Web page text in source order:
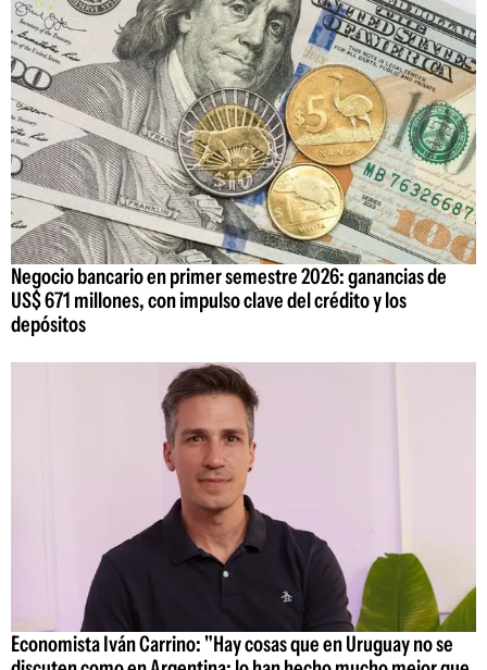
Negocio bancario en primer semestre 2026: ganancias de
US$ 671 millones, con impulso clave del crédito y los
depósitos
Economista Iván Carrino: "Hay cosas que en Uruguay no se